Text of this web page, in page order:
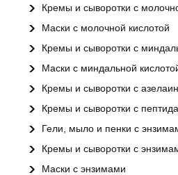
Кремы и сыворотки с
Маски с молочной кислотой
Кремы и сыворотки с
Маски с миндальной
Кремы и сыворотки с
Кремы и сыворотки с
Гели, мыло и пенки с
Кремы и сыворотки с
Маски с энзимами